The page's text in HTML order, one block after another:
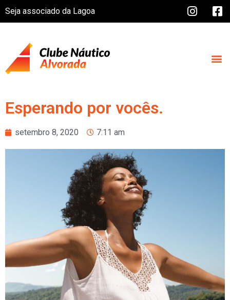
Seja associado da Lagoa
Esperando por vocês.
setembro 8, 2020 7:11 am